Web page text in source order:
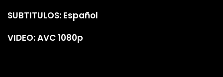
SUBTITULOS: Español
VIDEO: AVC 1080p